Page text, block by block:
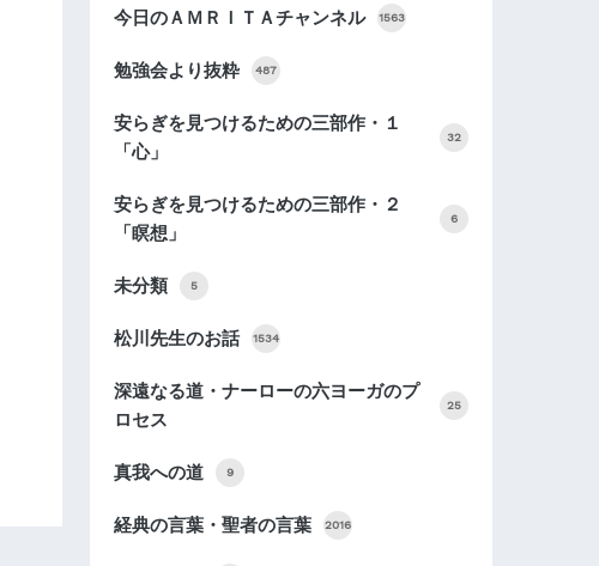
今日のＡＭＲＩＴＡチャンネル 1563
勉強会より抜粋 487
安らぎを見つけるための三部作・１
「心」
32
安らぎを見つけるための三部作・２
「瞑想」
6
未分類 5
松川先生のお話 1534
深遠なる道・ナーローの六ヨーガのプ
ロセス
25
真我への道 9
経典の言葉・聖者の言葉 2016